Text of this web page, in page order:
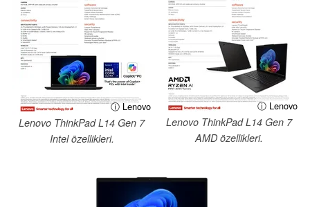
ⓘ Lenovo
Lenovo ThinkPad L14 Gen 7
Intel özellikleri.
ⓘ Lenovo
Lenovo ThinkPad L14 Gen 7
AMD özellikleri.